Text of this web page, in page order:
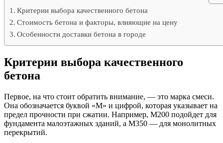
Критерии выбора качественного бетона
Стоимость бетона и факторы, влияющие на цену
Особенности доставки бетона в городе
Критерии выбора качественного
бетона
Первое, на что стоит обратить внимание, — это марка смеси.
Она обозначается буквой «М» и цифрой, которая указывает на
предел прочности при сжатии. Например, М200 подойдет для
фундамента малоэтажных зданий, а М350 — для монолитных
перекрытий.